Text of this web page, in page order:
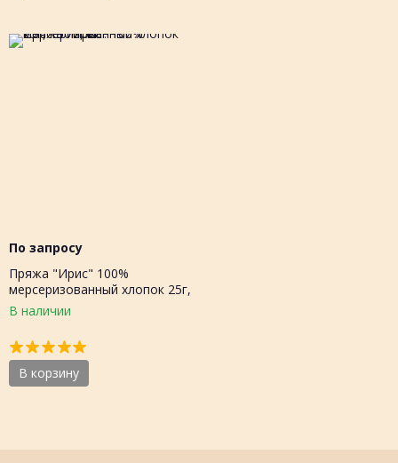
По запросу
Пряжа "Ирис" 100%
мерсеризованный хлопок 25г,
150м, шт.
В наличии
В корзину